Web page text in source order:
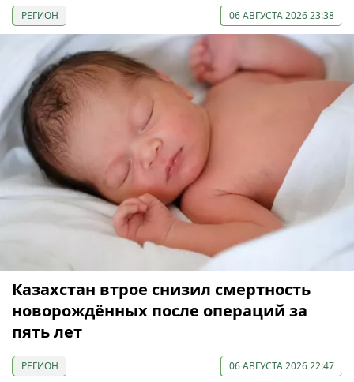
РЕГИОН 06 АВГУСТА 2026 23:38
Казахстан втрое снизил смертность
новорождённых после операций за
пять лет
РЕГИОН 06 АВГУСТА 2026 22:47